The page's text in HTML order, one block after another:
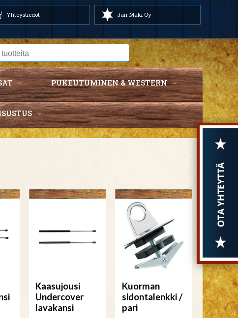
Yhteystiedot Jari Mäki Oy
PUKEUTUMINEN & WESTERN
Kaasujousi
Undercover
lavakansi
Kuorman
sidontalenkki /
pari